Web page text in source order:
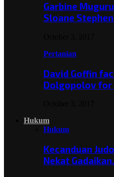
Garbine
Sloane
Pertanian
David Goffin
Dolgopolov for
Hukum
Hukum
Kecanduan
Nekat